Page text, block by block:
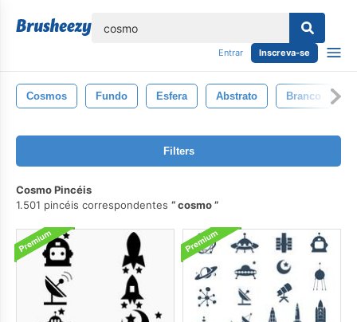
Entrar Inscreva-se
Cosmos Fundo Esfera Abstrato Branco
Filters
Cosmo Pincéis
1.501 pincéis correspondentes
cosmo